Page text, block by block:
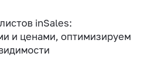
inSales:
и ценами, оптимизируем